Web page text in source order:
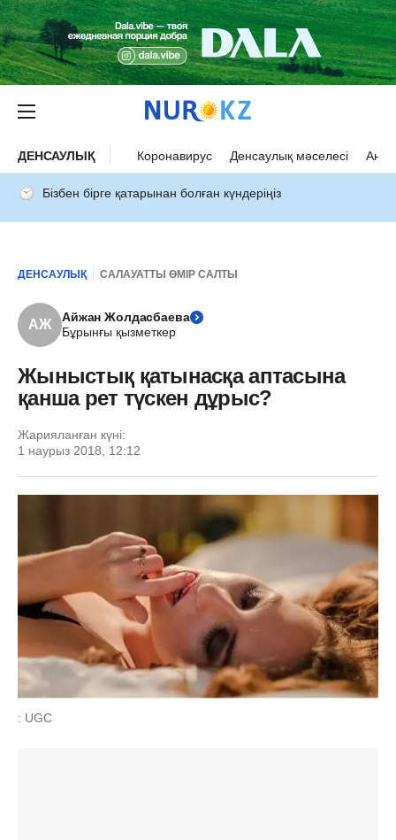
ДЕНСАУЛЫҚ Коронавирус Денсаулық мәселесі Ана
Бізбен бірге қатарынан болған күндеріңіз
ДЕНСАУЛЫҚ САЛАУАТТЫ ӨМІР САЛТЫ
АЖ
Айжан Жолдасбаева
Бұрынғы қызметкер
Жыныстық қатынасқа аптасына
қанша рет түскен дұрыс?
Жарияланған күні:
1 наурыз 2018, 12:12
: UGC